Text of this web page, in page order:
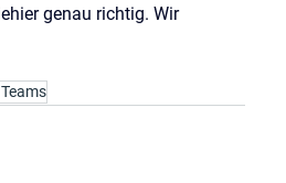
genau richtig. Wir